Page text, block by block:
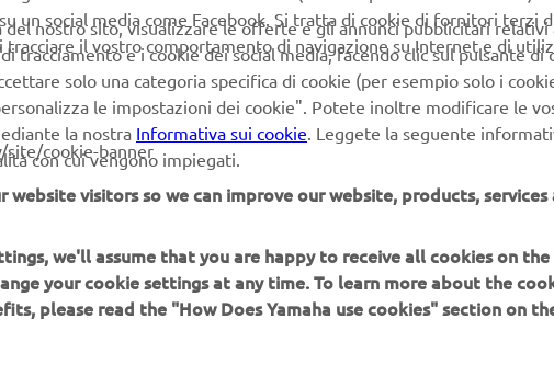
LOVE THE WAY I MOVE
PIÙ YAMAHA
MyYamaha
SUPPORTO
FAQ
un social media come Facebook. Si tratta di cookie di fornitori terzi
il vostro comportamento di navigazione su Internet e di
nostro sito, visualizzare le offerte e gli annunci pubblicitari relativi
tracciamento e i cookie dei social media, facendo clic sul pulsante di
solo una categoria specifica di cookie (per esempio solo i
le impostazioni dei cookie". Potete inoltre modificare le
la nostra Informativa sui cookie . Leggete la seguente
con cui vengono impiegati.
cookie-banner
website visitors so we can improve our website, products,
we'll assume that you are happy to receive all cookies on the
your cookie settings at any time. To learn more about the
please read the "How Does Yamaha use cookies" section on